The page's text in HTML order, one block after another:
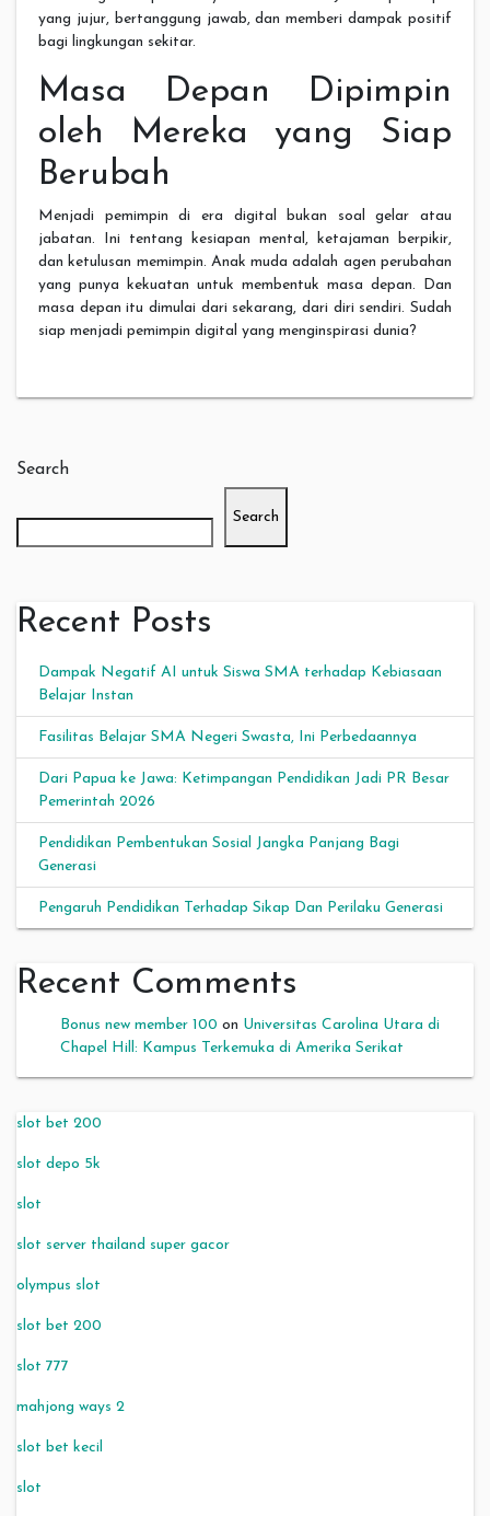
yang jujur, bertanggung jawab, dan memberi dampak positif
bagi lingkungan sekitar.
Masa Depan Dipimpin
oleh Mereka yang Siap
Berubah
Menjadi pemimpin di era digital bukan soal gelar atau
jabatan. Ini tentang kesiapan mental, ketajaman berpikir,
dan ketulusan memimpin. Anak muda adalah agen perubahan
yang punya kekuatan untuk membentuk masa depan. Dan
masa depan itu dimulai dari sekarang, dari diri sendiri. Sudah
siap menjadi pemimpin digital yang menginspirasi dunia?
Search
Search
Recent Posts
Dampak Negatif AI untuk Siswa SMA terhadap Kebiasaan
Belajar Instan
Fasilitas Belajar SMA Negeri Swasta, Ini Perbedaannya
Dari Papua ke Jawa: Ketimpangan Pendidikan Jadi PR Besar
Pemerintah 2026
Pendidikan Pembentukan Sosial Jangka Panjang Bagi
Generasi
Pengaruh Pendidikan Terhadap Sikap Dan Perilaku Generasi
Recent Comments
Bonus new member 100 on Universitas Carolina Utara di
Chapel Hill: Kampus Terkemuka di Amerika Serikat
slot bet 200
slot depo 5k
slot
slot server thailand super gacor
olympus slot
slot bet 200
slot 777
mahjong ways 2
slot bet kecil
slot